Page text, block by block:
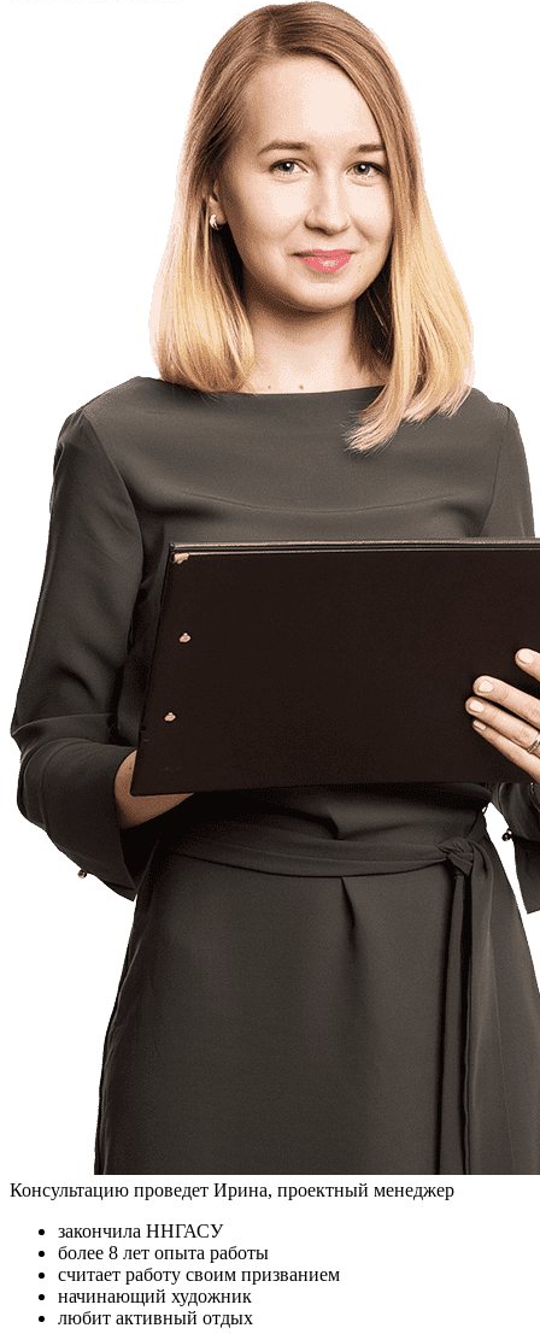
Консультацию проведет Ирина, проектный менеджер
закончила ННГАСУ
более 8 лет опыта работы
считает работу своим призванием
начинающий художник
любит активный отдых